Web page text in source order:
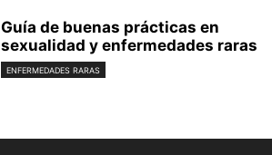
Guía de buenas prácticas en
sexualidad y enfermedades raras
ENFERMEDADES RARAS